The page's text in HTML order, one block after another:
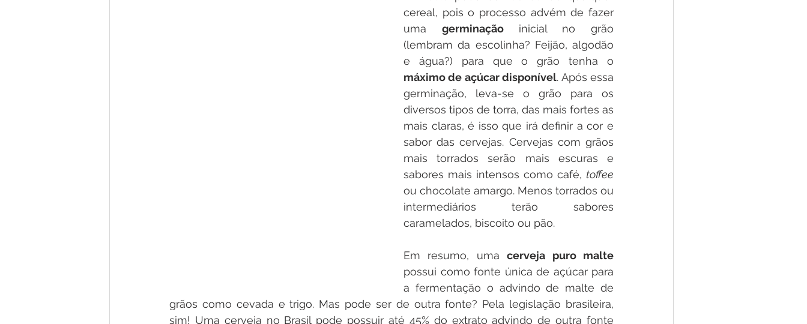
cereal, pois o processo advém de fazer
uma germinação inicial no grão
(lembram da escolinha? Feijão, algodão
máximo de açúcar disponível. Após essa
germinação, leva-se o grão para os
diversos tipos de torra, das mais fortes as
mais claras, é isso que irá definir a cor e
sabor das cervejas. Cervejas com grãos
mais torrados serão mais escuras e
sabores mais intensos como café,
ou chocolate amargo. Menos torrados ou
intermediários terão sabores
caramelados, biscoito ou pão.
Em resumo, uma cerveja puro malte
possui como fonte única de açúcar para
a fermentação o advindo de malte de
grãos como cevada e trigo. Mas pode ser de outra fonte? Pela legislação brasileira,
sim! Uma cerveja no Brasil pode possuir até 45% do extrato advindo de outra fonte